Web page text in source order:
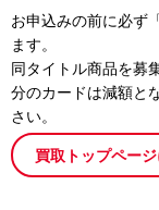
お申込みの前に必ず
ます。
同タイトル商品を募
分のカードは減額と
さい。
買取トップペー